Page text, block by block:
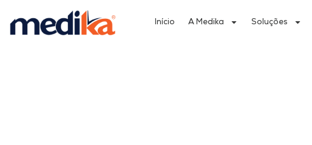
Início A Medika Soluções